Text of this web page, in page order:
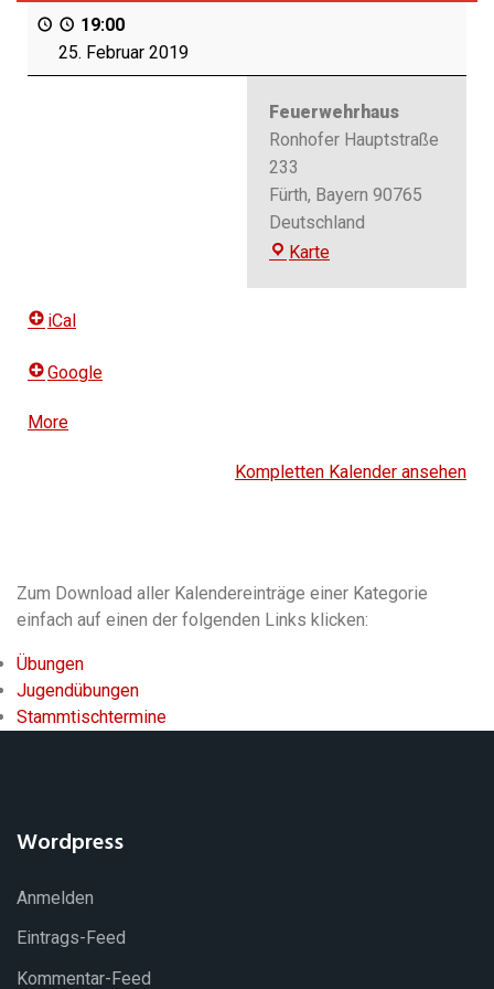
19:00
25. Februar 2019
Feuerwehrhaus
Ronhofer Hauptstraße
233
Fürth, Bayern 90765
Deutschland
Karte
iCal
Google
More
Kompletten Kalender ansehen
Zum Download aller Kalendereinträge einer Kategorie
einfach auf einen der folgenden Links klicken:
Übungen
Jugendübungen
Stammtischtermine
Wordpress
Anmelden
Eintrags-Feed
Kommentar-Feed